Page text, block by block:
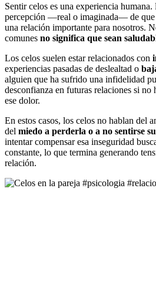
Sentir celos es una experiencia humana.
percepción —real o imaginada— de que
una relación importante para nosotros.
comunes no significa que sean
Los celos suelen estar relacionados con
experiencias pasadas de deslealtad o
alguien que ha sufrido una infidelidad
desconfianza en futuras relaciones si no
ese dolor.
En estos casos, los celos no hablan del
del miedo a perderla o a no sentirse
intentar compensar esa inseguridad
constante, lo que termina generando
relación.